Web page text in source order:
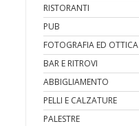
RISTORANTI
PUB
FOTOGRAFIA ED OTTICA
BAR E RITROVI
ABBIGLIAMENTO
PELLI E CALZATURE
PALESTRE